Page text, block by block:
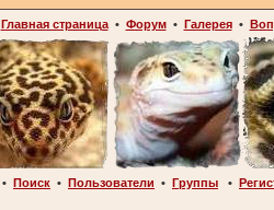
Главная страница• Форум• Галерея•
• Поиск • Пользователи • Группы •